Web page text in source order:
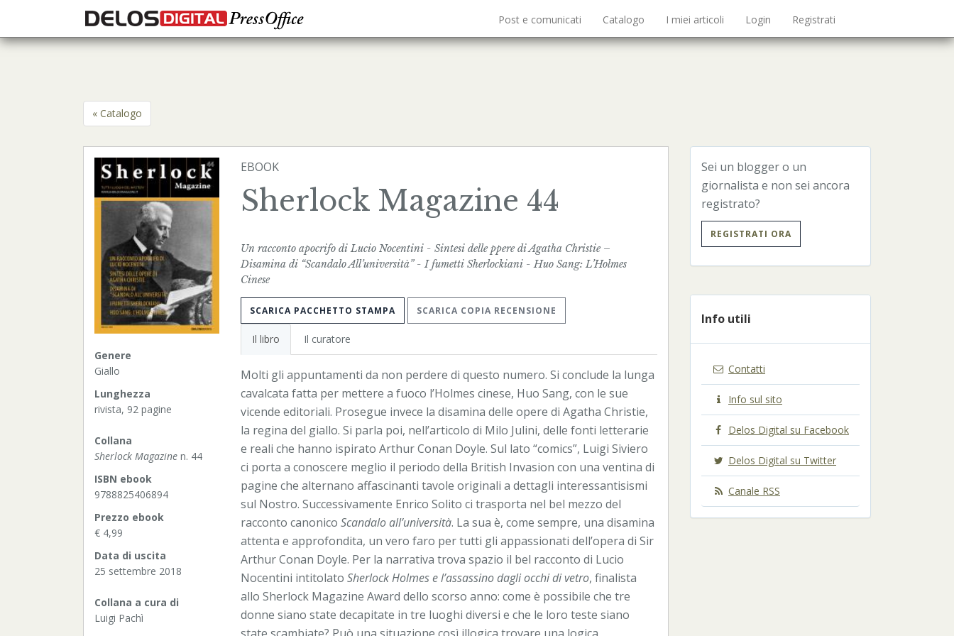
Post e comunicati Catalogo I miei articoli Login Registrati
« Catalogo
Genere
Giallo
Lunghezza
rivista, 92 pagine
Collana
Sherlock Magazine n. 44
ISBN ebook
9788825406894
Prezzo ebook
€ 4,99
Data di uscita
25 settembre 2018
Collana a cura di
Luigi Pachì
EBOOK
Sherlock Magazine 44
Un racconto apocrifo di Lucio Nocentini - Sintesi delle ppere di Agatha Christie –
Disamina di “Scandalo All’università” - I fumetti Sherlockiani - Huo Sang: L’Holmes
Cinese
SCARICA PACCHETTO STAMPA SCARICA COPIA RECENSIONE
Il libro Il curatore
Molti gli appuntamenti da non perdere di questo numero. Si conclude la lunga
cavalcata fatta per mettere a fuoco l’Holmes cinese, Huo Sang, con le sue
vicende editoriali. Prosegue invece la disamina delle opere di Agatha Christie,
la regina del giallo. Si parla poi, nell’articolo di Milo Julini, delle fonti letterarie
e reali che hanno ispirato Arthur Conan Doyle. Sul lato “comics”, Luigi Siviero
ci porta a conoscere meglio il periodo della British Invasion con una ventina di
pagine che alternano affascinanti tavole originali a dettagli interessantisismi
sul Nostro. Successivamente Enrico Solito ci trasporta nel bel mezzo del
racconto canonico Scandalo all’università. La sua è, come sempre, una disamina
attenta e approfondita, un vero faro per tutti gli appassionati dell’opera di Sir
Arthur Conan Doyle. Per la narrativa trova spazio il bel racconto di Lucio
Nocentini intitolato Sherlock Holmes e l’assassino dagli occhi di vetro, finalista
allo Sherlock Magazine Award dello scorso anno: come è possibile che tre
donne siano state decapitate in tre luoghi diversi e che le loro teste siano
Sei un blogger o un
giornalista e non sei ancora
registrato?
REGISTRATI ORA
Info utili
Contatti
Info sul sito
Delos Digital su Facebook
Delos Digital su Twitter
Canale RSS